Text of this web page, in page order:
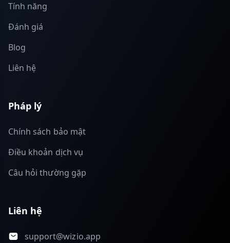
Tính năng
Đánh giá
Blog
Liên hệ
Pháp lý
Chính sách bảo mật
Điều khoản dịch vụ
Câu hỏi thường gặp
Liên hệ
support@wizio.app